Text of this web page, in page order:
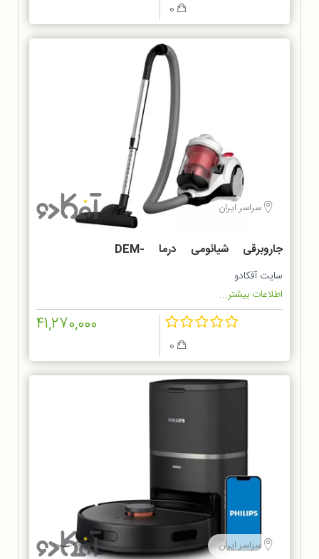
سراسر ایران
جاروبرقی شیائومی درما DEM-
TJ301W
سایت آفکادو
اطلاعات بیشتر...
41,270,000
سراسر ایران